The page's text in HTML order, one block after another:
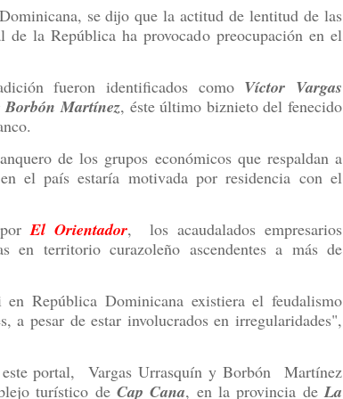
se dijo que la actitud de lentitud de las
de la República ha provocado preocupación en el
fueron identificados como Víctor Vargas
Borbón Martínez, éste último biznieto del fenecido
de los grupos económicos que respaldan a
el país estaría motivada por residencia con el
porEl Orientador, los acaudalados empresarios
en territorio curazoleño ascendentes a más de
República Dominicana existiera el feudalismo
a pesar de estar involucrados en irregularidades",
este portal, Vargas Urrasquín y Borbón Martínez
turístico de Cap Cana, en la provincia deLa